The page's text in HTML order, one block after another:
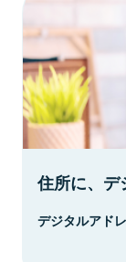
住所に、デ
デジタルアド